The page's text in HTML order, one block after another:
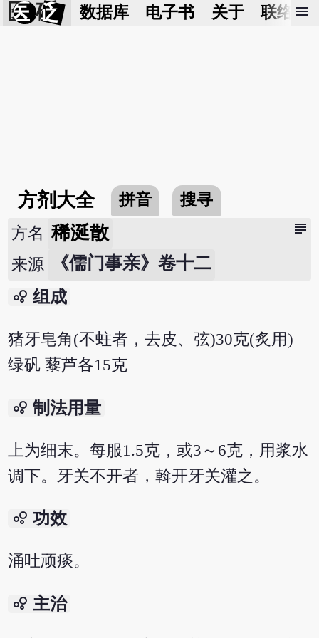
医 砭 数据库 电子书 关于 联络我
menu
方剂大全 拼音 搜寻
subject
方名 稀涎散
来源 《儒门事亲》卷十二
bubble_chart 组成
猪牙皂角(不蛀者，去皮、弦)30克(炙用)
绿矾 藜芦各15克
bubble_chart 制法用量
上为细末。每服1.5克，或3～6克，用浆水
调下。牙关不开者，斡开牙关灌之。
bubble_chart 功效
涌吐顽痰。
bubble_chart 主治